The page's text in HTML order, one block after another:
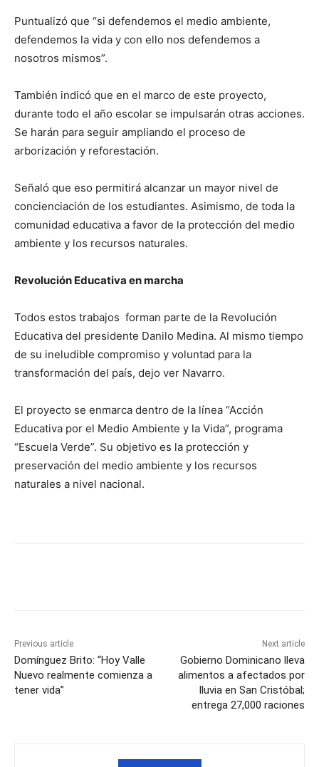
Puntualizó que “si defendemos el medio ambiente,
defendemos la vida y con ello nos defendemos a
nosotros mismos”.
También indicó que en el marco de este proyecto,
durante todo el año escolar se impulsarán otras acciones.
Se harán para seguir ampliando el proceso de
arborización y reforestación.
Señaló que eso permitirá alcanzar un mayor nivel de
concienciación de los estudiantes. Asimismo, de toda la
comunidad educativa a favor de la protección del medio
ambiente y los recursos naturales.
Revolución Educativa en marcha
Todos estos trabajos forman parte de la Revolución
Educativa del presidente Danilo Medina. Al mismo tiempo
de su ineludible compromiso y voluntad para la
transformación del país, dejo ver Navarro.
El proyecto se enmarca dentro de la línea “Acción
Educativa por el Medio Ambiente y la Vida”, programa
“Escuela Verde”. Su objetivo es la protección y
preservación del medio ambiente y los recursos
naturales a nivel nacional.
Previous article
Domínguez Brito: “Hoy Valle
Nuevo realmente comienza a
tener vida”
Next article
Gobierno Dominicano lleva
alimentos a afectados por
lluvia en San Cristóbal;
entrega 27,000 raciones